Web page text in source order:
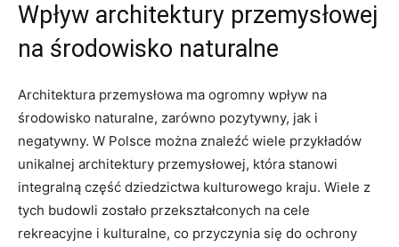
Wpływ architektury przemysłowej
na środowisko naturalne
Architektura przemysłowa ma ogromny wpływ na
środowisko naturalne, zarówno pozytywny, jak i
negatywny. W Polsce można znaleźć wiele przykładów
unikalnej architektury przemysłowej, która stanowi
integralną część dziedzictwa kulturowego kraju. Wiele z
tych budowli zostało przekształconych na cele
rekreacyjne i kulturalne, co przyczynia się do ochrony